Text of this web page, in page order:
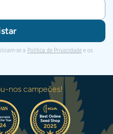
se a Política de Privacidade e os
nos campeões!